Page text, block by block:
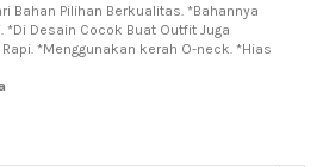
Bahan Pilihan Berkualitas. *Bahannya
*Di Desain Cocok Buat Outfit Juga
*Menggunakan kerah O-neck. *Hias